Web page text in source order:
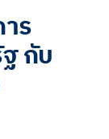
ร
กับ